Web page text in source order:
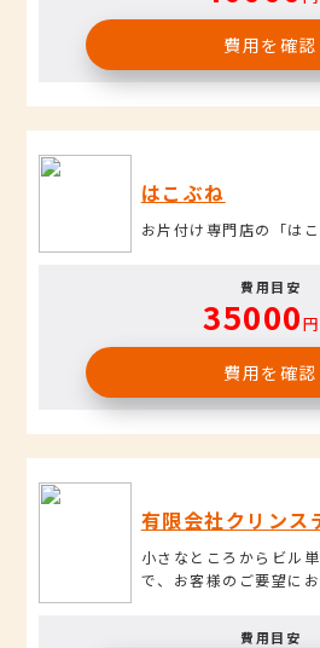
費用を確認
はこぶね
お片付け専門店の「はこ
費用目安
35000
費用を確認
有限会社クリンス
小さなところからビル
で、お客様のご要望にお
費用目安